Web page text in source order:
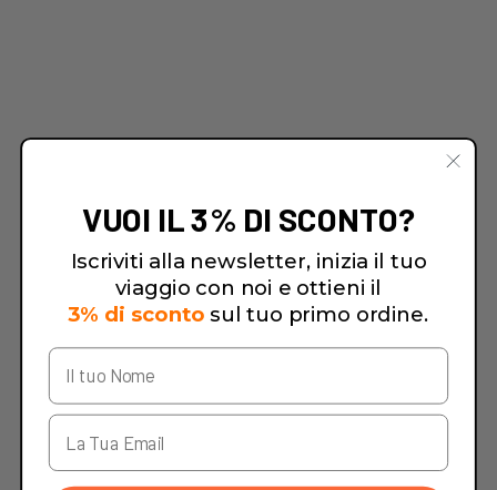
VUOI IL 3% DI SCONTO?
Iscriviti alla newsletter, inizia il tuo
viaggio con noi e ottieni il
3% di sconto sul tuo primo ordine.